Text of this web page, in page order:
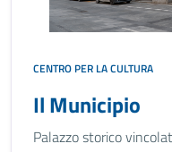
CENTRO PER LA CULTURA
Il Municipio
Palazzo storico